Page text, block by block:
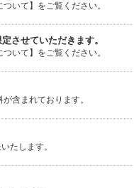
いて】をご覧ください。
させていただきます。
いて】をご覧ください。
含まれております。
たします。